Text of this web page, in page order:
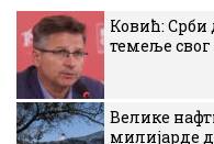
Ковић: Срби
темеље
Велике
милијарде